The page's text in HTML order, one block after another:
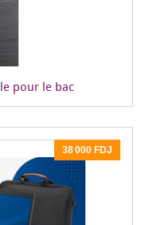
pour le bac
38 000 FDJ